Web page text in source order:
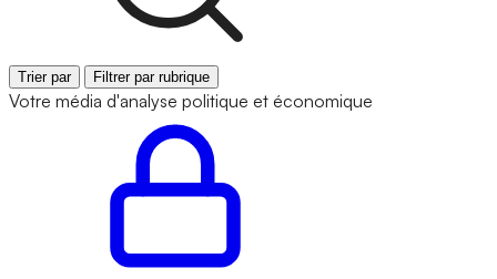
Trier par Filtrer par rubrique
Votre média d'analyse politique et économique